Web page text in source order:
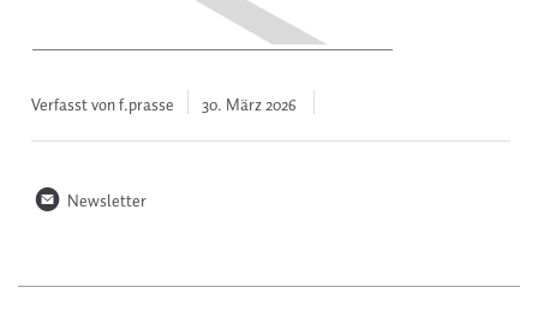
Verfasst von f.prasse 30. März2026
n Newsletter